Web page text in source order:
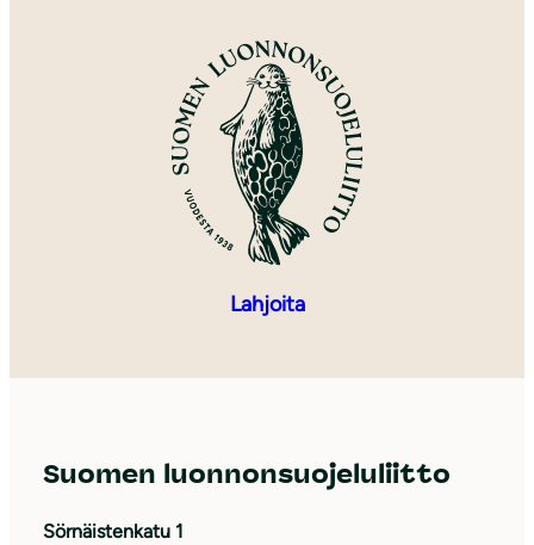
Lahjoita
Suomen luonnonsuojeluliitto
Sörnäistenkatu 1